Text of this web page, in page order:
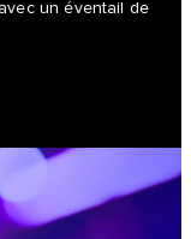
un éventail de